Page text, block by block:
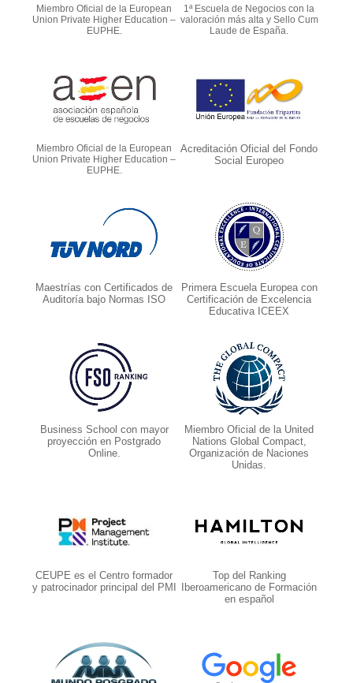
Miembro Oficial de la European
Union Private Higher Education –
EUPHE.
1ª Escuela de Negocios con la
valoración más alta y Sello Cum
Laude de España.
Miembro Oficial de la European
Union Private Higher Education –
EUPHE.
Acreditación Oficial del Fondo
Social Europeo
Maestrías con Certificados de
Auditoría bajo Normas ISO
Primera Escuela Europea con
Certificación de Excelencia
Educativa ICEEX
Business School con mayor
proyección en Postgrado
Online.
Miembro Oficial de la United
Nations Global Compact,
Organización de Naciones
Unidas.
CEUPE es el Centro formador
y patrocinador principal del PMI
Top del Ranking
Iberoamericano de Formación
en español